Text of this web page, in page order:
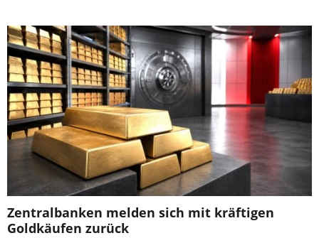
Zentralbanken melden sich mit kräftigen
Goldkäufen zurück